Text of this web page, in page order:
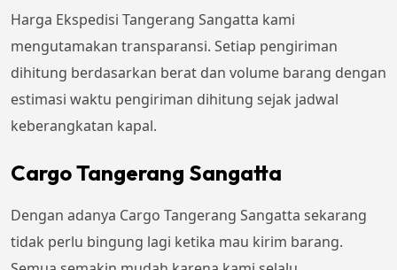
Harga Ekspedisi Tangerang Sangatta kami
mengutamakan transparansi. Setiap pengiriman
dihitung berdasarkan berat dan volume barang dengan
estimasi waktu pengiriman dihitung sejak jadwal
keberangkatan kapal.
Cargo Tangerang Sangatta
Dengan adanya Cargo Tangerang Sangatta sekarang
tidak perlu bingung lagi ketika mau kirim barang.